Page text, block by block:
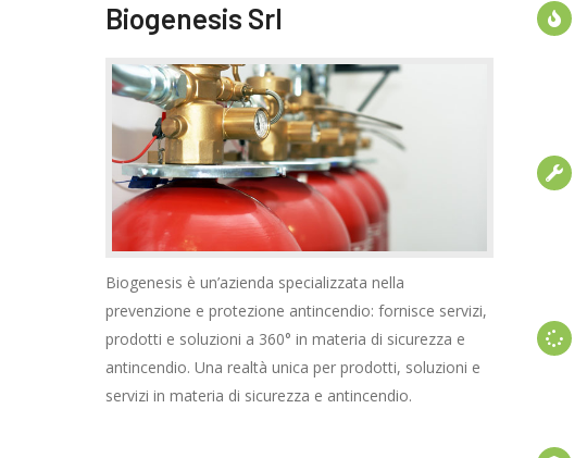
Biogenesis Srl
Biogenesis è un’azienda specializzata nella
prevenzione e protezione antincendio: fornisce servizi,
prodotti e soluzioni a 360° in materia di sicurezza e
antincendio. Una realtà unica per prodotti, soluzioni e
servizi in materia di sicurezza e antincendio.